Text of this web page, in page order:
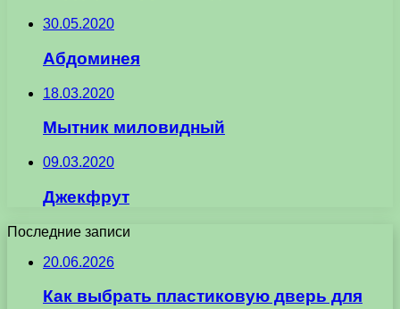
30.05.2020
Абдоминея
18.03.2020
Мытник миловидный
09.03.2020
Джекфрут
Последние записи
20.06.2026
Как выбрать пластиковую дверь для